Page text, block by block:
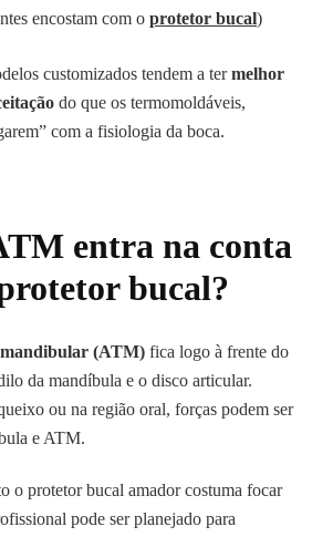
encostam com o protetor bucal)
customizados tendem a termelhor
do que os termomoldáveis,
com a fisiologia da boca.
entra na conta
bucal?
(ATM) fica logo à frente do
da mandíbula e o disco articular.
ou na região oral, forças podem ser
e ATM.
o protetor bucal amador costuma focar
pode ser planejado para